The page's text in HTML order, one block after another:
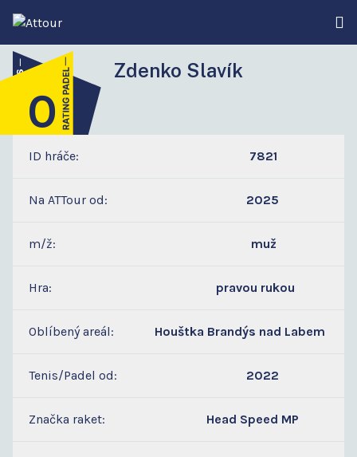
Zdenko Slavík
4
0
ID hráče: 7821
Na ATTour od: 2025
m/ž: muž
Hra: pravou rukou
Oblíbený areál: Houštka Brandýs nad Labem
Tenis/Padel od: 2022
Značka raket: Head Speed MP